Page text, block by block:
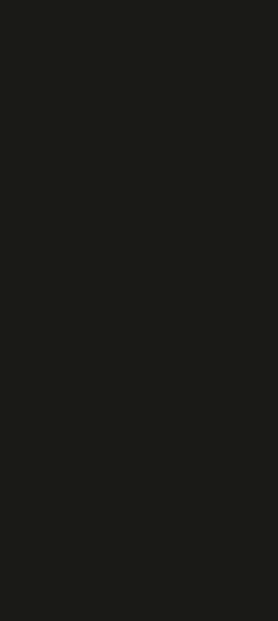
evitar lesões no elenco e tem adotado
controle de carga dos titulares,
“intertemporada” em março e os
seja ainda mais elevado para a
disso,
tempo como parte desse
médico: